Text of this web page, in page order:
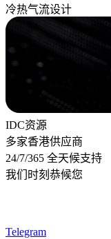
冷热气流设计
IDC资源
多家香港供应商
24/7/365 全天候支持
我们时刻恭候您
Telegram